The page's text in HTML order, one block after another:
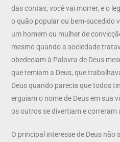
das contas, você vai morrer, e o
o quão popular ou bem-sucedido
um homem ou mulher de
mesmo quando a sociedade
obedeciam à Palavra de Deus
que temiam a Deus, que
Deus quando parecia que todos
erguiam o nome de Deus em sua
os outros se divertiam e correram
O principal interesse de Deus não